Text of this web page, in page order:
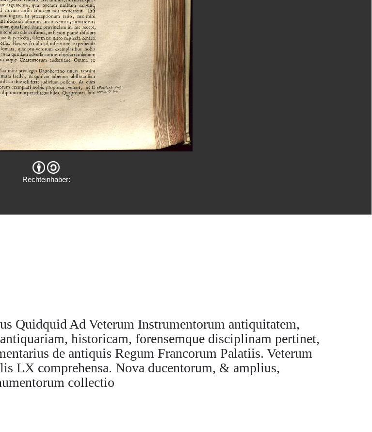
Rechteinhaber:
Quidquid Ad Veterum Instrumentorum antiquitatem,
historicam, forensemque disciplinam pertinet,
de antiquis Regum Francorum Palatiis. Veterum
LX comprehensa. Nova ducentorum, & amplius,
collectio